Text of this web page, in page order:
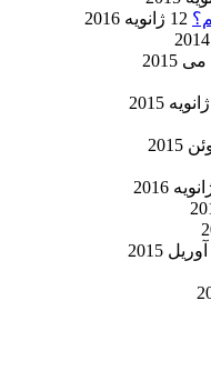
12 ژانویه 2016